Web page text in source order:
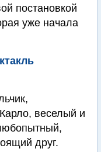
постановкой
уже начала
веселый и
друг.